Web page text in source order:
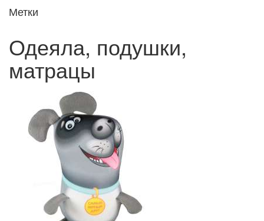
Метки
Одеяла, подушки,
матрацы